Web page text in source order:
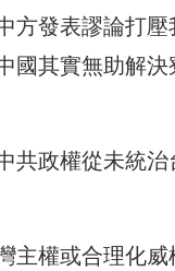
方發表謬論打壓
國其實無助解決
共政權從未統治
主權或合理化威